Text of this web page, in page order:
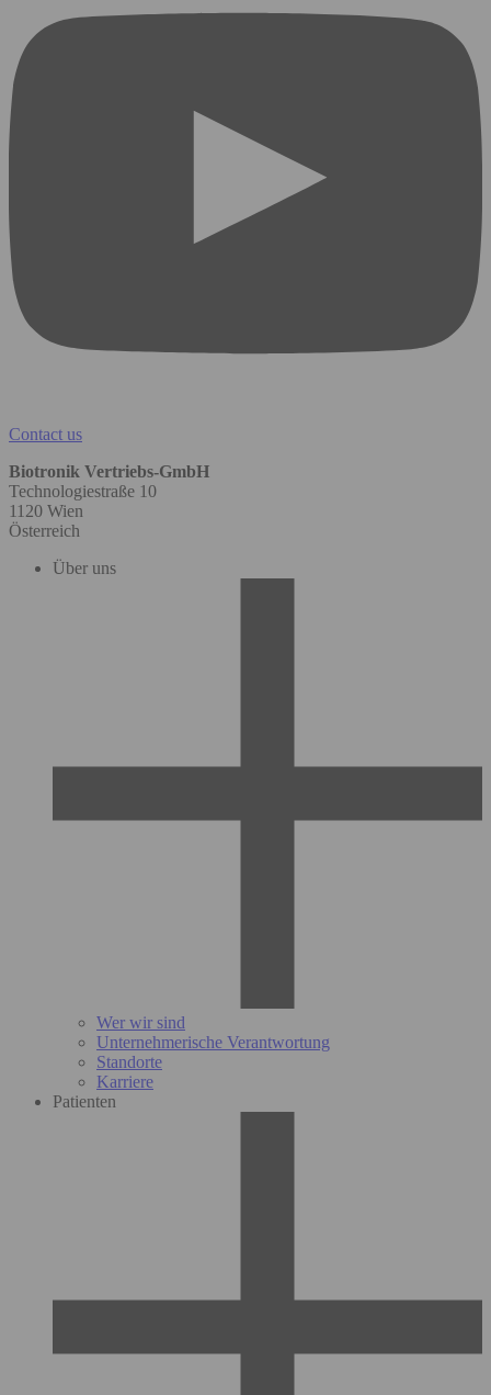
Contact us
Biotronik Vertriebs-GmbH
Technologiestraße 10
1120 Wien
Österreich
Über uns
Wer wir sind
Unternehmerische Verantwortung
Standorte
Karriere
Patienten